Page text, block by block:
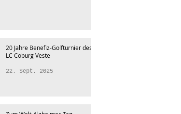
20 Jahre Benefiz-Golfturnier des
LC Coburg Veste
22. Sept. 2025